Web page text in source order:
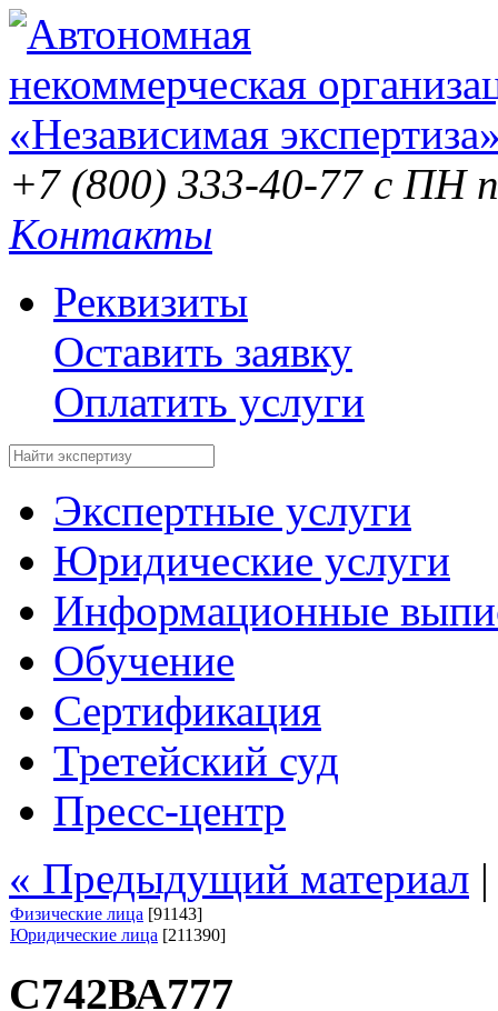
+7 (800) 333-40-77 с ПН
Контакты
Реквизиты
Оставить заявку
Оплатить услуги
Экспертные услуги
Юридические услуги
Информационные
Обучение
Сертификация
Третейский суд
Пресс-центр
« Предыдущий материал
Физические лица [91143]
Юридические лица [211390]
С742ВА777